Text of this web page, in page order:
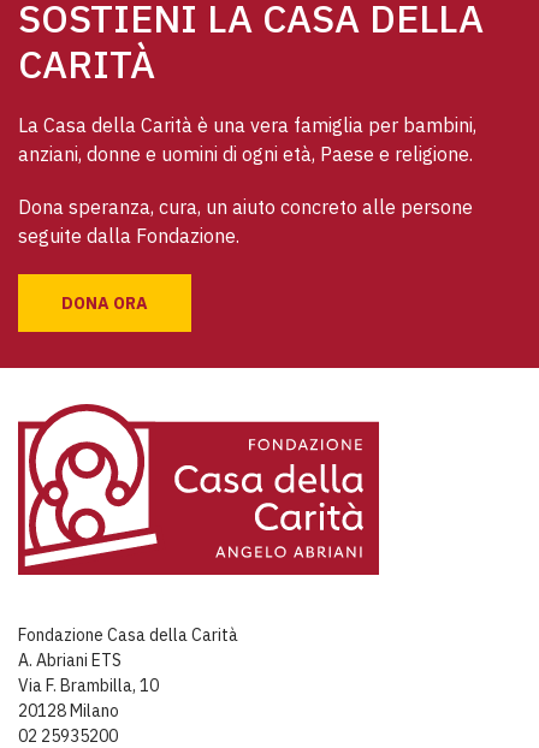
SOSTIENI LA CASA DELLA
CARITÀ
La Casa della Carità è una vera famiglia per bambini,
anziani, donne e uomini di ogni età, Paese e religione.
Dona speranza, cura, un aiuto concreto alle persone
seguite dalla Fondazione.
DONA ORA
Fondazione Casa della Carità
A. Abriani ETS
Via F. Brambilla, 10
20128 Milano
02 25935200